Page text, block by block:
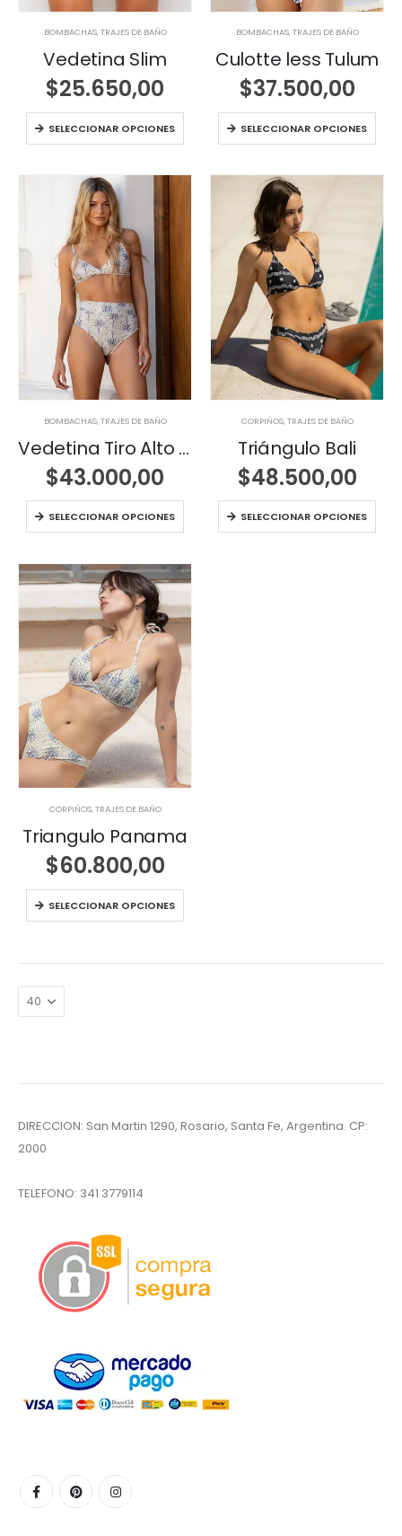
BOMBACHAS,TRAJES DE BAÑO
Vedetina Slim
$25.650,00
SELECCIONAR OPCIONES
BOMBACHAS,TRAJES DE BAÑO
Culotte less Tulum
$37.500,00
SELECCIONAR OPCIONES
BOMBACHAS,TRAJES DE BAÑO
Vedetina Tiro Alto Marina
$43.000,00
SELECCIONAR OPCIONES
CORPIÑOS,TRAJES DE BAÑO
Triángulo Bali
$48.500,00
SELECCIONAR OPCIONES
CORPIÑOS,TRAJES DE BAÑO
Triangulo Panama
$60.800,00
SELECCIONAR OPCIONES
DIRECCION: San Martin 1290, Rosario, Santa Fe, Argentina. CP:
2000
TELEFONO: 341 3779114